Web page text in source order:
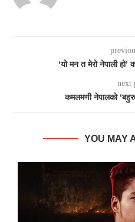
‘यो मन त मेरो नेपाली हो’
next
कमलमणी नेपालकाे
YOU MAY